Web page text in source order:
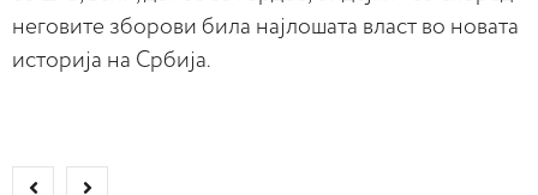
неговите зборови била најлошата власт во новата
историја на Србија.